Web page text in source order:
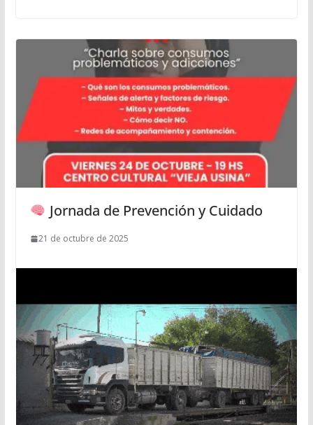
Jornada de Prevención y Cuidado
21 de octubre de 2025